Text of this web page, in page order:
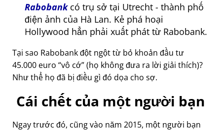
Rabobankcó trụ sở tại Utrecht - thành phố
điện ảnh của Hà Lan. Kẻ phá hoại
Hollywood hẳn phải xuất phát từ Rabobank.
Tại sao Rabobank đột ngột từ bỏ khoản đầu tư
45.000 euro vô cớ (họ không đưa ra lời giải thích)?
Như thể họ đã bị điều gì đó dọa cho sợ.
Cái chết của một người bạn
Ngay trước đó, cũng vào năm 2015, một người bạn